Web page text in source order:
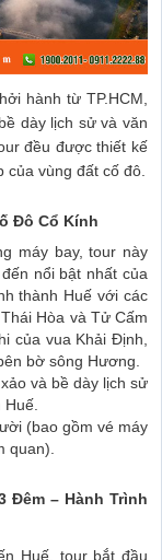
hành từ TP.HCM,
dày lịch sử và văn
đều được thiết kế
vùng đất cố đô.
Đô Cổ Kính
máy bay, tour này
nổi bật nhất của
thành Huế với các
Hòa và Tử Cấm
của vua Khải Định,
bờ sông Hương.
và bề dày lịch sử
(bao gồm vé máy
quan).
Đêm – Hành Trình
Huế, tour bắt đầu